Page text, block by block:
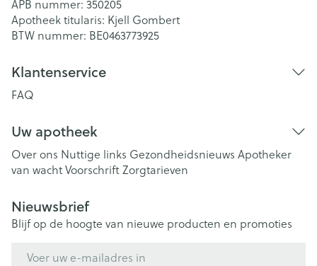
APB nummer: 350205
Apotheek titularis: Kjell Gombert
BTW nummer: BE0463773925
Klantenservice
FAQ
Uw apotheek
Over ons Nuttige links Gezondheidsnieuws Apotheker
van wachtVoorschriftZorgtarieven
Nieuwsbrief
Blijf op de hoogte van nieuwe producten en promoties